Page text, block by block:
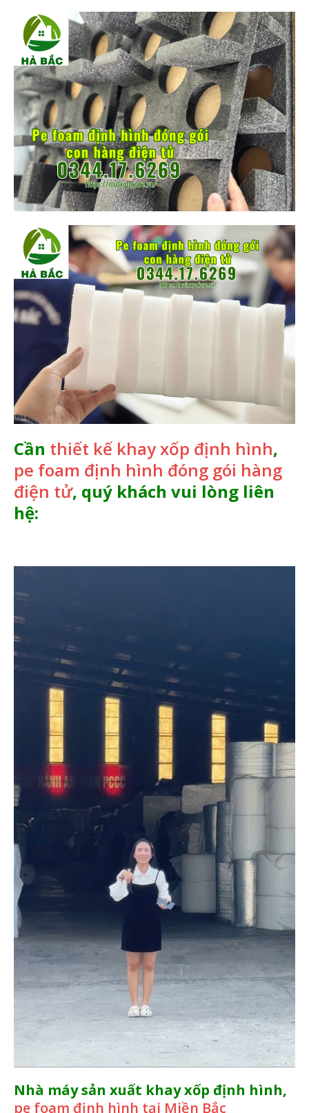
Cần thiết kế khay xốp định hình,
pe foam định hình đóng gói hàng
điện tử, quý khách vui lòng liên
hệ:
Nhà máy sản xuất khay xốp định hình,
pe foam định hình tại Miền Bắc